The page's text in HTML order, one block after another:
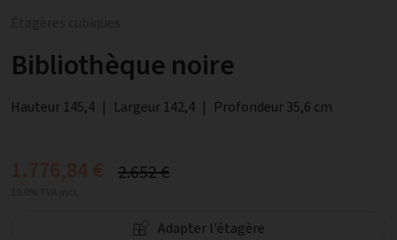
Bibliothèque noire
Hauteur 145,4 | Largeur 142,4 | Profondeur 35,6 cm
1.776,84 € 2.652 €
Adapter l'étagère